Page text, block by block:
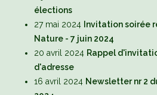
élections
27 mai 2024 Invitation soirée
Nature - 7 juin 2024
20 avril 2024 Rappel
d'adresse
16 avril 2024 Newsletter nr 2